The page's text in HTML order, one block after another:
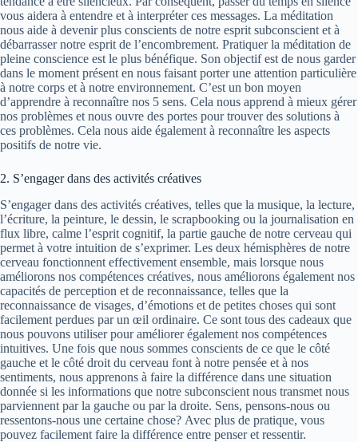
vous aidera à entendre et à interpréter ces messages. La méditation
nous aide à devenir plus conscients de notre esprit subconscient et à
débarrasser notre esprit de l’encombrement. Pratiquer la méditation de
pleine conscience est le plus bénéfique. Son objectif est de nous garder
dans le moment présent en nous faisant porter une attention particulière
à notre corps et à notre environnement. C’est un bon moyen
d’apprendre à reconnaître nos 5 sens. Cela nous apprend à mieux gérer
nos problèmes et nous ouvre des portes pour trouver des solutions à
ces problèmes. Cela nous aide également à reconnaître les aspects
positifs de notre vie.
2. S’engager dans des activités créatives
S’engager dans des activités créatives, telles que la musique, la lecture,
l’écriture, la peinture, le dessin, le scrapbooking ou la journalisation en
flux libre, calme l’esprit cognitif, la partie gauche de notre cerveau qui
permet à votre intuition de s’exprimer. Les deux hémisphères de notre
cerveau fonctionnent effectivement ensemble, mais lorsque nous
améliorons nos compétences créatives, nous améliorons également nos
capacités de perception et de reconnaissance, telles que la
reconnaissance de visages, d’émotions et de petites choses qui sont
facilement perdues par un œil ordinaire. Ce sont tous des cadeaux que
nous pouvons utiliser pour améliorer également nos compétences
intuitives. Une fois que nous sommes conscients de ce que le côté
gauche et le côté droit du cerveau font à notre pensée et à nos
sentiments, nous apprenons à faire la différence dans une situation
donnée si les informations que notre subconscient nous transmet nous
parviennent par la gauche ou par la droite. Sens, pensons-nous ou
ressentons-nous une certaine chose? Avec plus de pratique, vous
pouvez facilement faire la différence entre penser et ressentir.